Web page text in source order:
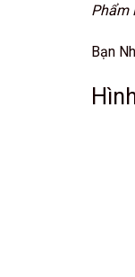
Phẩm
Bạn